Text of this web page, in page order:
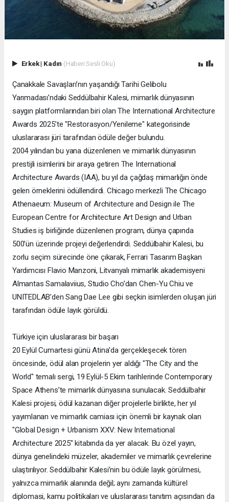
Erkek| Kadın (Haberi Sesli Oku)
Çanakkale Savaşları’nın yaşandığı Tarihi Gelibolu
Yarımadası’ndaki Seddülbahir Kalesi, mimarlık dünyasının
saygın platformlarından biri olan The International Architecture
Awards 2025’te "Restorasyon/Yenileme" kategorisinde
uluslararası jüri tarafından ödüle değer bulundu.
2004 yılından bu yana düzenlenen ve mimarlık dünyasının
prestijli isimlerini bir araya getiren The International
Architecture Awards (IAA), bu yıl da çağdaş mimarlığın önde
gelen örneklerini ödüllendirdi. Chicago merkezli The Chicago
Athenaeum: Museum of Architecture and Design ile The
European Centre for Architecture Art Design and Urban
Studies iş birliğinde düzenlenen program, dünya çapında
500’ün üzerinde projeyi değerlendirdi. Seddülbahir Kalesi, bu
zorlu seçim sürecinde öne çıkarak, Ferrari Tasarım Başkan
Yardımcısı Flavio Manzoni, Litvanyalı mimarlık akademisyeni
Almantas Samalaviius, Studio Cho’dan Chen-Yu Chiu ve
UNITEDLAB’den Sang Dae Lee gibi seçkin isimlerden oluşan jüri
tarafından ödüle layık görüldü.
Türkiye için uluslararası bir başarı
20 Eylül Cumartesi günü Atina’da gerçekleşecek tören
öncesinde, ödül alan projelerin yer aldığı "The City and the
World" temalı sergi, 19 Eylül-5 Ekim tarihlerinde Contemporary
Space Athens’te mimarlık dünyasına sunulacak. Seddülbahir
Kalesi projesi, ödül kazanan diğer projelerle birlikte, her yıl
yayımlanan ve mimarlık camiası için önemli bir kaynak olan
"Global Design + Urbanism XXV: New International
Architecture 2025" kitabında da yer alacak. Bu özel yayın,
dünya genelindeki müzeler, akademiler ve mimarlık çevrelerine
ulaştırılıyor. Seddülbahir Kalesi’nin bu ödüle layık görülmesi,
yalnızca mimarlık alanında değil; aynı zamanda kültürel
diplomasi, kamu politikaları ve uluslararası tanıtım açısından da